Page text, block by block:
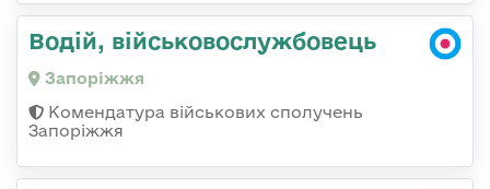
Водій, військовослужбовець
Запоріжжя
Комендатура військових сполучень
Запоріжжя